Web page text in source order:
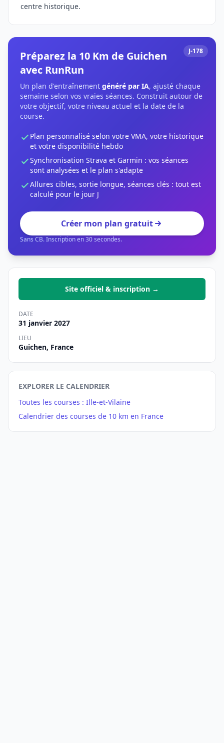
centre historique.
J-178
Préparez la 10 Km de Guichen
avec RunRun
Un plan d'entraînement généré par IA, ajusté chaque
semaine selon vos vraies séances. Construit autour de
votre objectif, votre niveau actuel et la date de la
course.
Plan personnalisé selon votre VMA, votre historique
et votre disponibilité hebdo
Synchronisation Strava et Garmin : vos séances
sont analysées et le plan s'adapte
Allures cibles, sortie longue, séances clés : tout est
calculé pour le jour J
Créer mon plan gratuit
Sans CB. Inscription en 30 secondes.
Site officiel & inscription →
DATE
31 janvier 2027
LIEU
Guichen, France
EXPLORER LE CALENDRIER
Toutes les courses : Ille-et-Vilaine
Calendrier des courses de 10 km en France